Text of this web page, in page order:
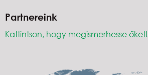
Partnereink
Kattintson, hogy megismerhesse őket!